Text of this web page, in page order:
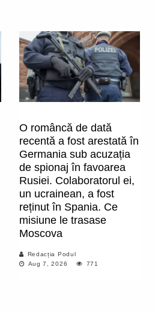
O româncă de dată
recentă a fost arestată în
Germania sub acuzația
de spionaj în favoarea
Rusiei. Colaboratorul ei,
un ucrainean, a fost
reținut în Spania. Ce
misiune le trasase
Moscova
Redacția Podul
Aug 7, 2026
771